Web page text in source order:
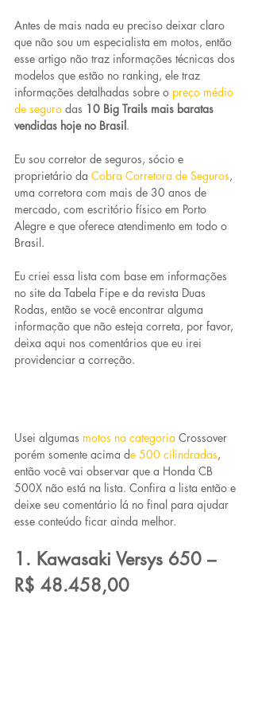
Antes de mais nada eu preciso deixar claro
que não sou um especialista em motos, então
esse artigo não traz informações técnicas dos
modelos que estão no ranking, ele traz
informações detalhadas sobre o preço médio
de seguro das 10 Big Trails mais baratas
vendidas hoje no Brasil.
Eu sou corretor de seguros, sócio e
proprietário da Cobra Corretora de Seguros,
uma corretora com mais de 30 anos de
mercado, com escritório físico em Porto
Alegre e que oferece atendimento em todo o
Brasil.
Eu criei essa lista com base em informações
no site da Tabela Fipe e da revista Duas
Rodas, então se você encontrar alguma
informação que não esteja correta, por favor,
deixa aqui nos comentários que eu irei
providenciar a correção.
Usei algumas motos na categoria Crossover
porém somente acima de 500 cilindradas,
então você vai observar que a Honda CB
500X não está na lista. Confira a lista então e
deixe seu comentário lá no final para ajudar
esse conteúdo ficar ainda melhor.
1. Kawasaki Versys 650 –
R$ 48.458,00